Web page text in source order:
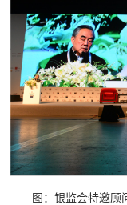
图：银监会特邀顾